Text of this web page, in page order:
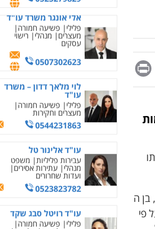
Message
Print
בן ה
פי
0507302623
לוי מלאך דדון – משרד
עו"ד
פלילי
0544231863
עו"ד אלינור טל
עבירות פליליות משפט
מנהלי עתירות אסירים
ועדות שחרורים
0523823782
עו"ד רויטל סבג שקד
פלילי פשיעה חמורה
אמצעי לחימה אלימות
עורכי דין לענייני אסירים
0528615306
דוד בוחבוט – משרד עו"ד
מחיקת כתבות מגוגל
שירותים מקצועיים לעורכי
דין
0522508109
אחסון אתרים
תמיכה שירותים מקצועיים
לעורכי דין
מרכז התחלה חדשה
דין
0544500346
מאיה בלום, עו"ס,
טיפול ושיקום
שירותים מקצועיים לעורכי
דין
איומים כתובים
תושב סכנין חשוד ששלח הודעות